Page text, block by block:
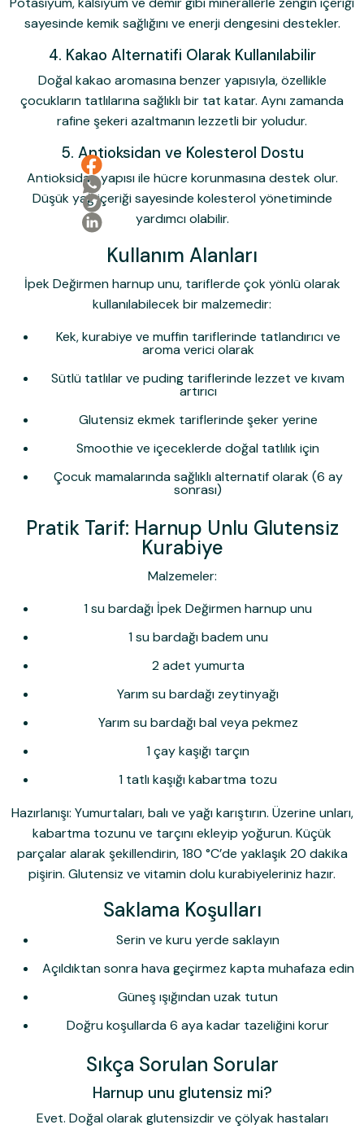
sayesinde kemik sağlığını ve enerji dengesini destekler.
4. Kakao Alternatifi Olarak Kullanılabilir
Doğal kakao aromasına benzer yapısıyla, özellikle
çocukların tatlılarına sağlıklı bir tat katar. Aynı zamanda
rafine şekeri azaltmanın lezzetli bir yoludur.
5. Antioksidan ve Kolesterol Dostu
Antioksidan yapısı ile hücre korunmasına destek olur.
Düşük yağ içeriği sayesinde kolesterol yönetiminde
yardımcı olabilir.
Kullanım Alanları
İpek Değirmen harnup unu, tariflerde çok yönlü olarak
kullanılabilecek bir malzemedir:
Kek, kurabiye ve muffintariflerinde tatlandırıcı ve
aroma verici olarak
Sütlü tatlılar ve puding tariflerinde lezzet ve kıvam
artırıcı
Glutensiz ekmektariflerinde şeker yerine
Smoothie ve içeceklerde doğal tatlılık için
Çocuk mamalarındasağlıklı alternatif olarak (6 ay
sonrası)
Pratik Tarif: Harnup Unlu Glutensiz
Kurabiye
Malzemeler:
1 su bardağı İpek Değirmen harnup unu
1 su bardağı badem unu
2 adet yumurta
Yarım su bardağı zeytinyağı
Yarım su bardağı bal veya pekmez
1 çay kaşığı tarçın
1 tatlı kaşığı kabartma tozu
Hazırlanışı: Yumurtaları, balı ve yağı karıştırın. Üzerine unları,
kabartma tozunu ve tarçını ekleyip yoğurun. Küçük
parçalar alarak şekillendirin, 180 °C’de yaklaşık 20 dakika
pişirin. Glutensiz ve vitamin dolu kurabiyeleriniz hazır.
Saklama Koşulları
Serin ve kuru yerde saklayın
Açıldıktan sonra hava geçirmez kapta muhafaza edin
Güneş ışığından uzak tutun
Doğru koşullarda 6 aya kadar tazeliğini korur
Sıkça Sorulan Sorular
Harnup unu glutensiz mi?
Evet. Doğal olarak glutensizdir ve çölyak hastaları